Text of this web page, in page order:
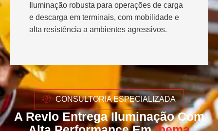
Iluminação robusta para operações de carga
e descarga em terminais, com mobilidade e
alta resistência a ambientes agressivos.
CONSULTORIA ESPECIALIZADA
A Revlo Entrega Iluminação Com